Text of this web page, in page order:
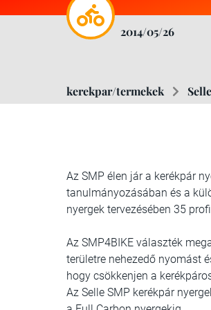
2014/05/26
kerekpar/termekek
Az SMP élen jár a kerékpár
tanulmányozásában és a
nyergek tervezésében 35
Az SMP4BIKE választék
területre nehezedő nyomást
hogy csökkenjen a
Az Selle SMP kerékpár